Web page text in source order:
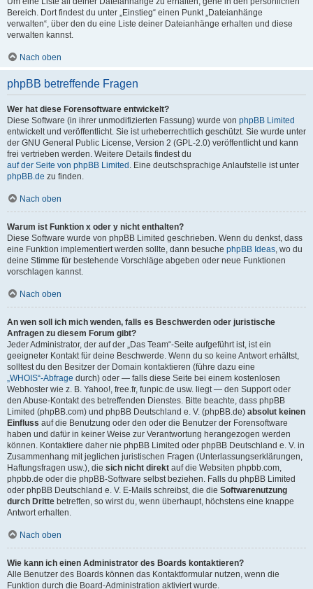
Bereich. Dort findest du unter „Einstieg“ einen Punkt „Dateianhänge
verwalten“, über den du eine Liste deiner Dateianhänge erhalten und diese
verwalten kannst.
Nach oben
phpBB betreffende Fragen
Wer hat diese Forensoftware entwickelt?
Diese Software (in ihrer unmodifizierten Fassung) wurde von phpBB Limited
entwickelt und veröffentlicht. Sie ist urheberrechtlich geschützt. Sie wurde unter
der GNU General Public License, Version 2 (GPL-2.0) veröffentlicht und kann
frei vertrieben werden. Weitere Details findest du
auf der Seite von phpBB Limited . Eine deutschsprachige Anlaufstelle ist unter
phpBB.de zu finden.
Nach oben
Warum ist Funktion x oder y nicht enthalten?
Diese Software wurde von phpBB Limited geschrieben. Wenn du denkst, dass
eine Funktion implementiert werden sollte, dann besuche phpBB Ideas, wo du
deine Stimme für bestehende Vorschläge abgeben oder neue Funktionen
vorschlagen kannst.
Nach oben
An wen soll ich mich wenden, falls es Beschwerden oder juristische
Anfragen zu diesem Forum gibt?
Jeder Administrator, der auf der „Das Team“-Seite aufgeführt ist, ist ein
geeigneter Kontakt für deine Beschwerde. Wenn du so keine Antwort erhältst,
solltest du den Besitzer der Domain kontaktieren (führe dazu eine
„WHOIS“-Abfrage durch) oder — falls diese Seite bei einem kostenlosen
Webhoster wie z. B. Yahoo!, free.fr, funpic.de usw. liegt — den Support oder
den Abuse-Kontakt des betreffenden Dienstes. Bitte beachte, dass phpBB
Limited (phpBB.com) und phpBB Deutschland e. V. (phpBB.de) absolut keinen
Einfluss auf die Benutzung oder den oder die Benutzer der Forensoftware
haben und dafür in keiner Weise zur Verantwortung herangezogen werden
können. Kontaktiere daher nie phpBB Limited oder phpBB Deutschland e. V. in
Zusammenhang mit jeglichen juristischen Fragen (Unterlassungserklärungen,
Haftungsfragen usw.), die sich nicht direkt auf die Websiten phpbb.com,
phpbb.de oder die phpBB-Software selbst beziehen. Falls du phpBB Limited
oder phpBB Deutschland e. V. E-Mails schreibst, die die Softwarenutzung
durch Dritte betreffen, so wirst du, wenn überhaupt, höchstens eine knappe
Antwort erhalten.
Nach oben
Wie kann ich einen Administrator des Boards kontaktieren?
Alle Benutzer des Boards können das Kontaktformular nutzen, wenn die
Funktion durch die Board-Administration aktiviert wurde.